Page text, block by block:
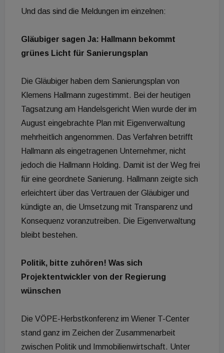
Und das sind die Meldungen im einzelnen:
Gläubiger sagen Ja: Hallmann bekommt
grünes Licht für Sanierungsplan
Die Gläubiger haben dem Sanierungsplan von
Klemens Hallmann zugestimmt. Bei der heutigen
Tagsatzung am Handelsgericht Wien wurde der im
August eingebrachte Plan mit Eigenverwaltung
mehrheitlich angenommen. Das Verfahren betrifft
Hallmann als eingetragenen Unternehmer, nicht
jedoch die Hallmann Holding. Damit ist der Weg frei
für eine geordnete Sanierung. Hallmann zeigte sich
erleichtert über das Vertrauen der Gläubiger und
kündigte an, die Umsetzung mit Transparenz und
Konsequenz voranzutreiben. Die Eigenverwaltung
bleibt bestehen.
Politik, bitte zuhören! Was sich
Projektentwickler von der Regierung
wünschen
Die VÖPE-Herbstkonferenz im Wiener T-Center
stand ganz im Zeichen der Zusammenarbeit
zwischen Politik und Immobilienwirtschaft. Unter